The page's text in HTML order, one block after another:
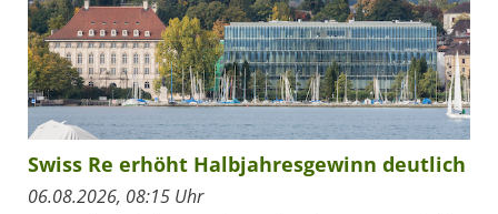
Swiss Re erhöht Halbjahresgewinn deutlich
06.08.2026, 08:15 Uhr